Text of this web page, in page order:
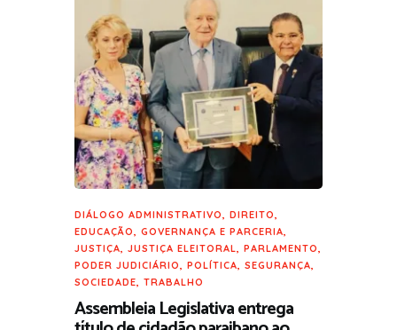
DIÁLOGO ADMINISTRATIVO, DIREITO,
EDUCAÇÃO, GOVERNANÇA E PARCERIA,
JUSTIÇA, JUSTIÇA ELEITORAL, PARLAMENTO,
PODER JUDICIÁRIO, POLÍTICA, SEGURANÇA,
SOCIEDADE, TRABALHO
Assembleia Legislativa entrega